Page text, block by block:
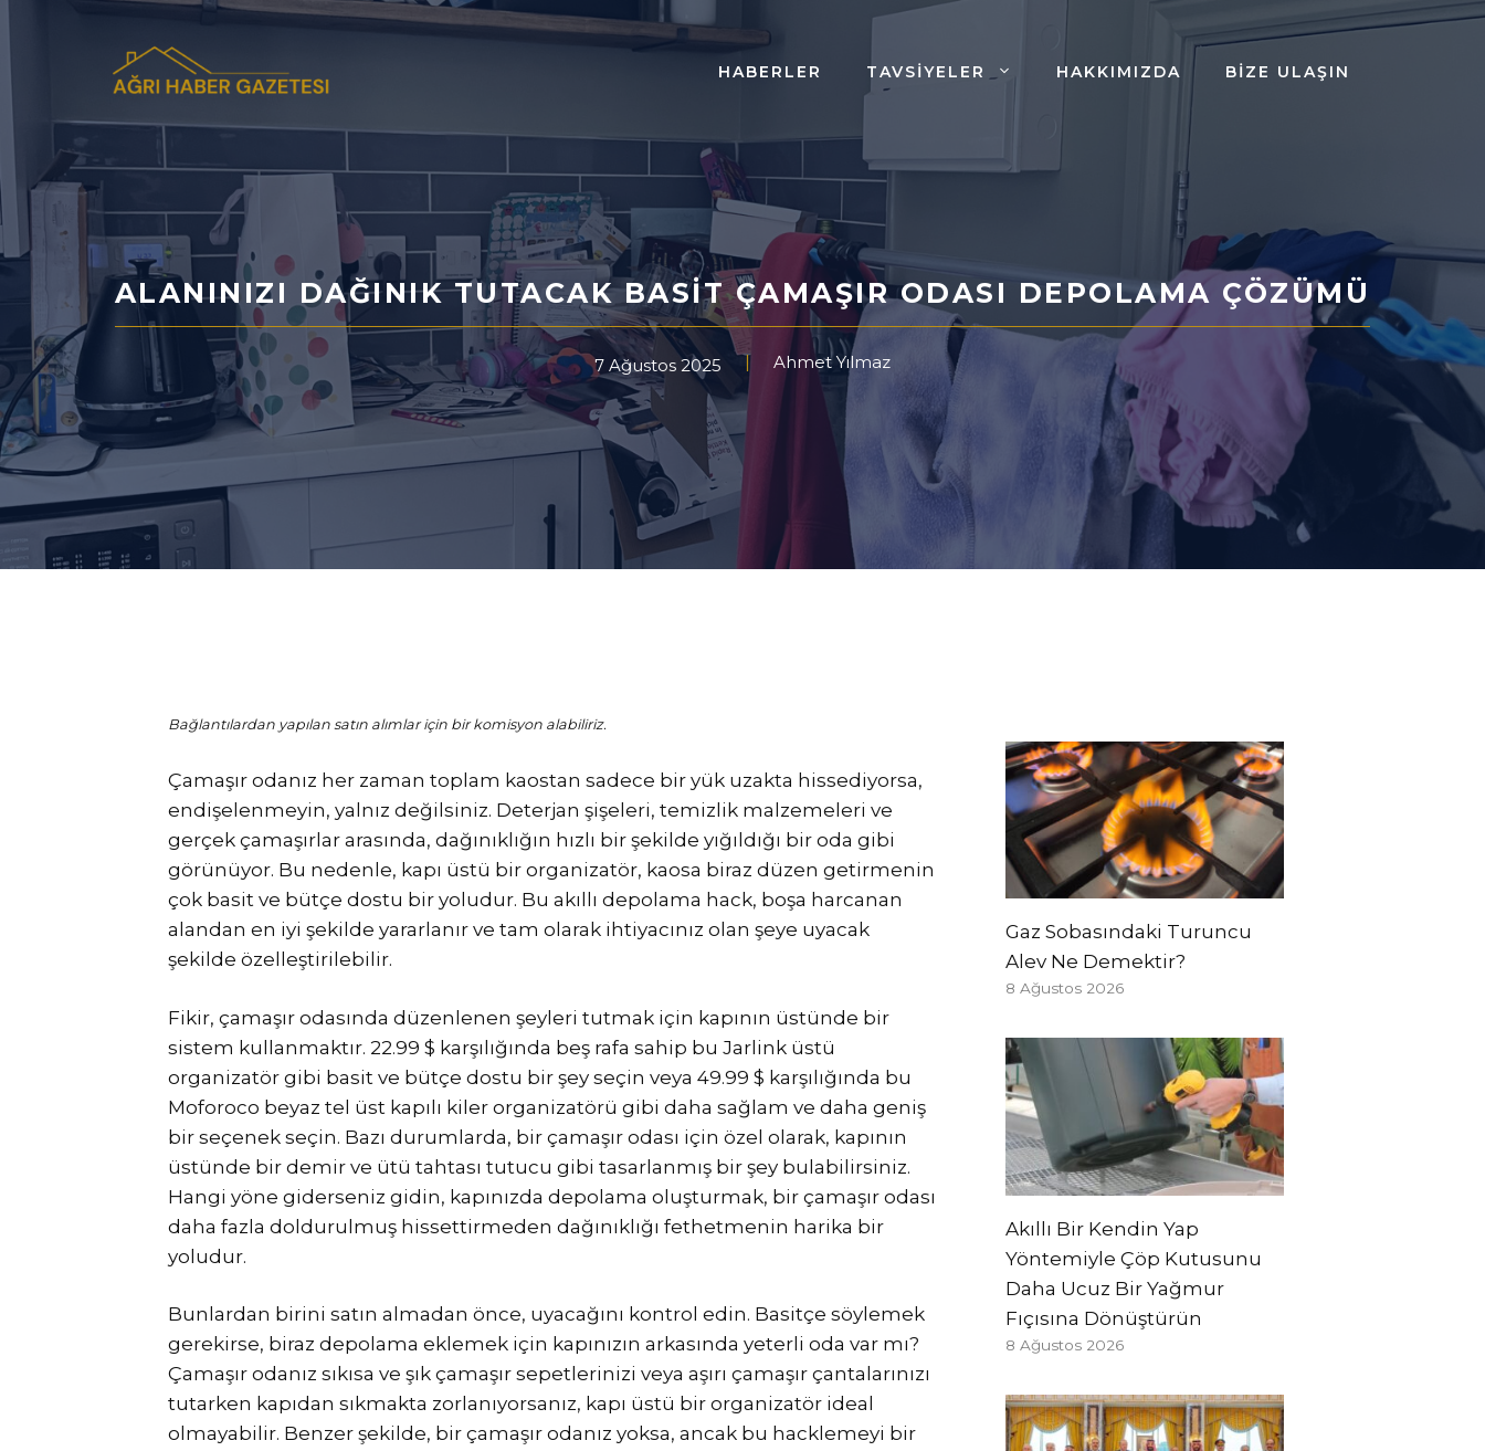
HABERLER TAVSIYELER HAKKIMIZDA BIZE ULAŞIN
ALANINIZI DAĞINIK TUTACAK BASIT ÇAMAŞIR ODASI DEPOLAMA ÇÖZÜMÜ
7 Ağustos 2025 Ahmet Yılmaz
Bağlantılardan yapılan satın alımlar için bir komisyon alabiliriz.
Çamaşır odanız her zaman toplam kaostan sadece bir yük uzakta hissediyorsa,
endişelenmeyin, yalnız değilsiniz. Deterjan şişeleri, temizlik malzemeleri ve
gerçek çamaşırlar arasında, dağınıklığın hızlı bir şekilde yığıldığı bir oda gibi
görünüyor. Bu nedenle, kapı üstü bir organizatör, kaosa biraz düzen getirmenin
çok basit ve bütçe dostu bir yoludur. Bu akıllı depolama hack, boşa harcanan
alandan en iyi şekilde yararlanır ve tam olarak ihtiyacınız olan şeye uyacak
şekilde özelleştirilebilir.
Fikir, çamaşır odasında düzenlenen şeyleri tutmak için kapının üstünde bir
sistem kullanmaktır. 22.99 $ karşılığında beş rafa sahip bu Jarlink üstü
organizatör gibi basit ve bütçe dostu bir şey seçin veya 49.99 $ karşılığında bu
Moforoco beyaz tel üst kapılı kiler organizatörü gibi daha sağlam ve daha geniş
bir seçenek seçin. Bazı durumlarda, bir çamaşır odası için özel olarak, kapının
üstünde bir demir ve ütü tahtası tutucu gibi tasarlanmış bir şey bulabilirsiniz.
Hangi yöne giderseniz gidin, kapınızda depolama oluşturmak, bir çamaşır odası
daha fazla doldurulmuş hissettirmeden dağınıklığı fethetmenin harika bir
yoludur.
Bunlardan birini satın almadan önce, uyacağını kontrol edin. Basitçe söylemek
gerekirse, biraz depolama eklemek için kapınızın arkasında yeterli oda var mı?
Çamaşır odanız sıkısa ve şık çamaşır sepetlerinizi veya aşırı çamaşır çantalarınızı
tutarken kapıdan sıkmakta zorlanıyorsanız, kapı üstü bir organizatör ideal
olmayabilir. Benzer şekilde, bir çamaşır odanız yoksa, ancak bu hacklemeyi bir
Gaz Sobasındaki Turuncu
Alev Ne Demektir?
8 Ağustos 2026
Akıllı Bir Kendin Yap
Yöntemiyle Çöp Kutusunu
Daha Ucuz Bir Yağmur
Fıçısına Dönüştürün
8 Ağustos 2026